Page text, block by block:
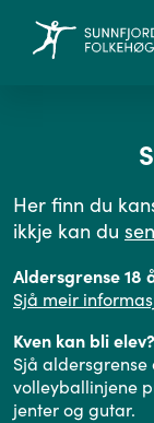
Her finn du
ikkje kan du
Aldersgrense 18
Sjå meir
Kven kan bli elev?
Sjå aldersgrense
volleyballinjene
jenter og gutar.